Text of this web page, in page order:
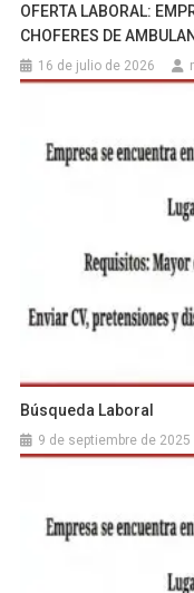
OFERTA LABORAL:
CHOFERES DE
16 de julio de 2026
Búsqueda Laboral
9 de septiembre de 2025